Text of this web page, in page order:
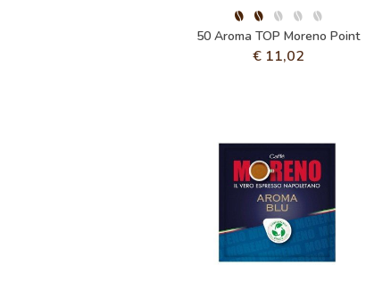
50 Aroma TOP Moreno Point
€ 11,02